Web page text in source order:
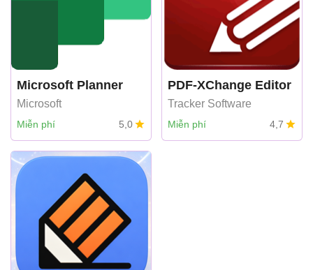
Microsoft Planner
Microsoft
Miễn phí 5,0
PDF-XChange Editor
Tracker Software
Miễn phí 4,7